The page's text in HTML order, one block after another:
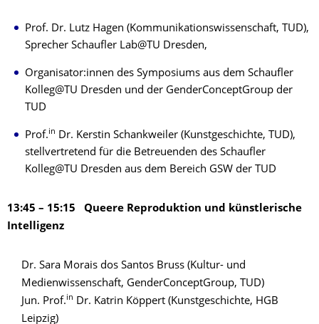
Prof. Dr. Lutz Hagen (Kommunikationswissenschaft, TUD),
Sprecher Schaufler Lab@TU Dresden,
Organisator:innen des Symposiums aus dem Schaufler
Kolleg@TU Dresden und der GenderConceptGroup der
TUD
Prof.in
Dr. Kerstin Schankweiler (Kunstgeschichte, TUD),
stellvertretend für die Betreuenden des Schaufler
Kolleg@TU Dresden aus dem Bereich GSW der TUD
13:45 – 15:15 Queere Reproduktion und künstlerische
Intelligenz
Dr. Sara Morais dos Santos Bruss (Kultur- und
Medienwissenschaft, GenderConceptGroup, TUD)
Jun. Prof.in
Dr. Katrin Köppert (Kunstgeschichte, HGB
Leipzig)